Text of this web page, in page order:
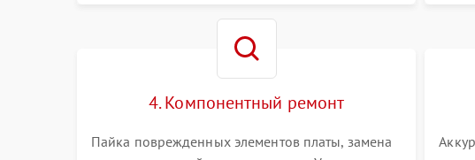
4. Компонентный ремонт
Пайка поврежденных элементов платы, замена